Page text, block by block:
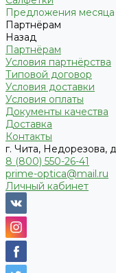
Предложения месяца
Партнёрам
Назад
Партнёрам
Условия партнёрства
Типовой договор
Условия доставки
Условия оплаты
Документы качества
Доставка
Контакты
г. Чита, Недорезова,
8 (800) 550-26-41
prime-optica@mail.ru
Личный кабинет